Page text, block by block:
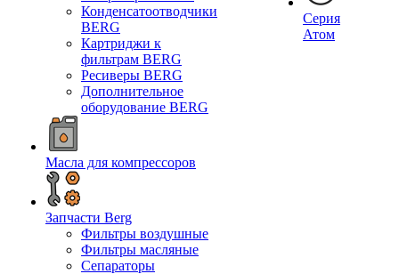
Конденсатоотводчики
BERG
Картриджи к
фильтрам BERG
Ресиверы BERG
Дополнительное
оборудование BERG
Масла для компрессоров
Запчасти Berg
Фильтры воздушные
Фильтры масляные
Сепараторы
Серия
Атом